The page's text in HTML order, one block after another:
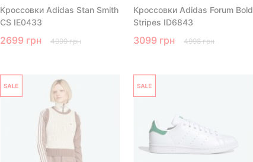
Кроссовки Adidas Stan Smith
CS IE0433
2699 грн 4999 грн
Кроссовки Adidas Forum Bold
Stripes ID6843
3099 грн 4998 грн